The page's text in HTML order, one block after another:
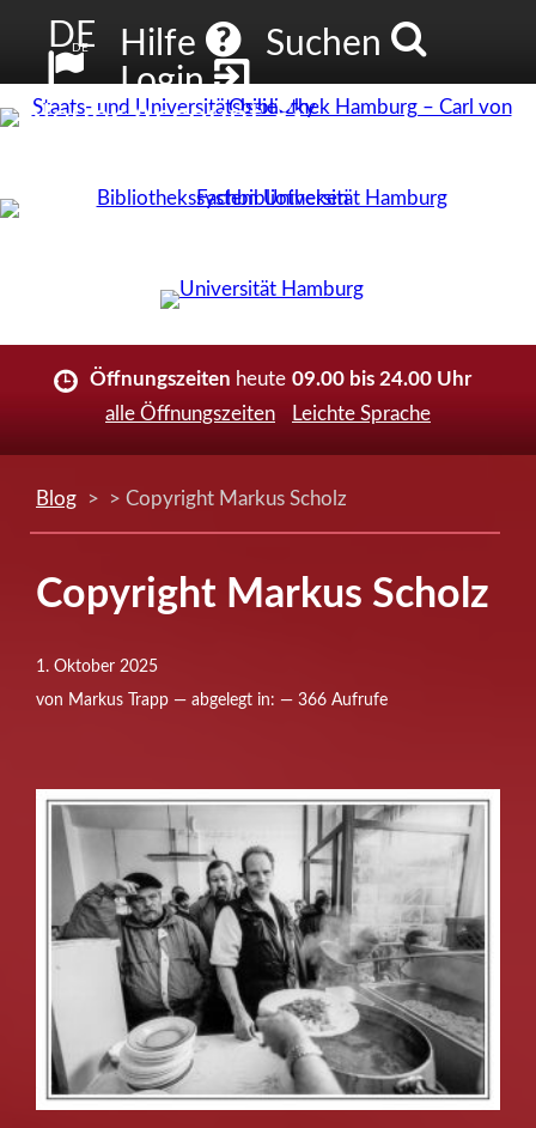
DE
DE Hilfe
Suchen
Login
Neuer Account
Öffnungszeiten heute 09.00 bis 24.00 Uhr
alle Öffnungszeiten
Leichte Sprache
Blog > > Copyright Markus Scholz
Copyright Markus Scholz
1. Oktober 2025
von Markus Trapp — abgelegt in: — 366 Aufrufe